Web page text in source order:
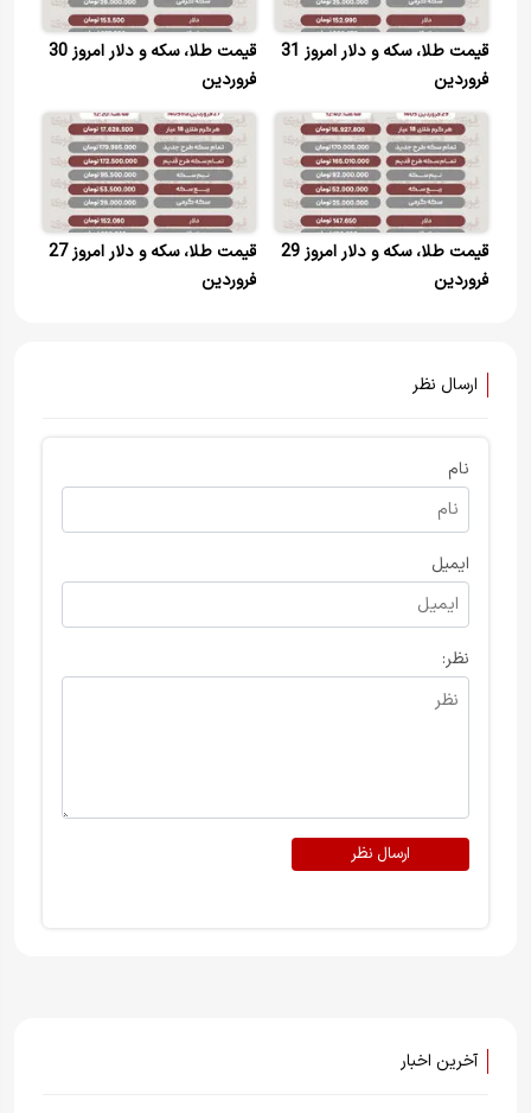
قیمت طلا، سکه و دلار امروز 31
فروردین
قیمت طلا، سکه و دلار امروز 30
فروردین
قیمت طلا، سکه و دلار امروز 29
فروردین
قیمت طلا، سکه و دلار امروز 27
فروردین
ارسال نظر
نام
ایمیل
نظر:
ارسال نظر
آخرین اخبار